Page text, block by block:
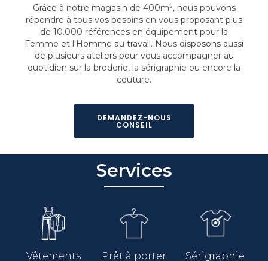
Grâce à notre magasin de 400m², nous pouvons
répondre à tous vos besoins en vous proposant plus
de 10.000 références en équipement pour la
Femme et l'Homme au travail. Nous disposons aussi
de plusieurs ateliers pour vous accompagner au
quotidien sur la broderie, la sérigraphie ou encore la
couture.
DEMANDEZ-NOUS
CONSEIL
Services
Vêtements
Prêt à porter Sérigraphie